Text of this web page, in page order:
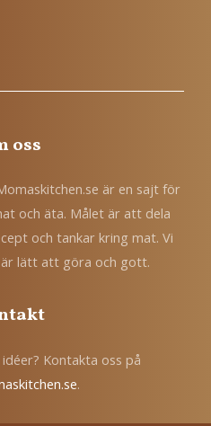
oss
är en sajt för
och äta. Målet är att dela
och tankar kring mat. Vi
lätt att göra och gott.
Kontakta oss på
.